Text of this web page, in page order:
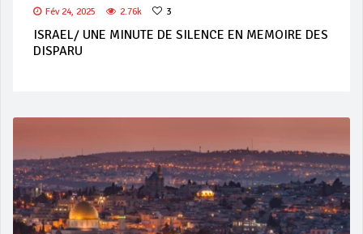
Fév 24, 2025 2.76k 3
ISRAEL/ UNE MINUTE DE SILENCE EN MEMOIRE DES
DISPARU